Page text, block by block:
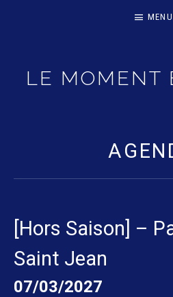
LE MOMENT
MENU
[Hors Saison] –
Saint Jean
07/03/2027